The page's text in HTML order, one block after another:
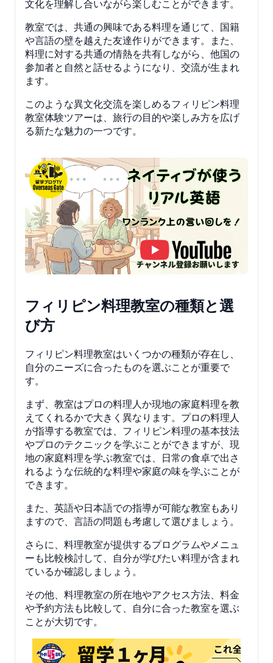
文化を理解し合いながら楽しむことができます。
教室では、共通の興味である料理を通じて、国籍
や言語の壁を越えた友達作りができます。また、
料理に対する共通の情熱を共有しながら、他国の
参加者と自然と話せるようになり、交流が生まれ
ます。
このような異文化交流を楽しめるフィリピン料理
教室体験ツアーは、旅行の目的や楽しみ方を広げ
る新たな魅力の一つです。
フィリピン料理教室の種類と選
び方
フィリピン料理教室はいくつかの種類が存在し、
自分のニーズに合ったものを選ぶことが重要で
す。
まず、教室はプロの料理人か現地の家庭料理を教
えてくれるかで大きく異なります。プロの料理人
が指導する教室では、フィリピン料理の基本技法
やプロのテクニックを学ぶことができますが、現
地の家庭料理を学ぶ教室では、日常の食卓で出さ
れるような伝統的な料理や家庭の味を学ぶことが
できます。
また、英語や日本語での指導が可能な教室もあり
ますので、言語の問題も考慮して選びましょう。
さらに、料理教室が提供するプログラムやメニュ
ーも比較検討して、自分が学びたい料理が含まれ
ているか確認しましょう。
その他、料理教室の所在地やアクセス方法、料金
や予約方法も比較して、自分に合った教室を選ぶ
ことが大切です。